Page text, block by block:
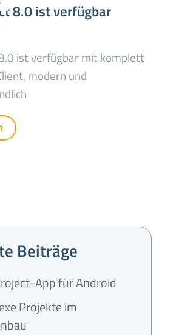
8.0 ist verfügbar
ist verfügbar mit komplett
modern und
Beiträge
App für Android
Projekte im